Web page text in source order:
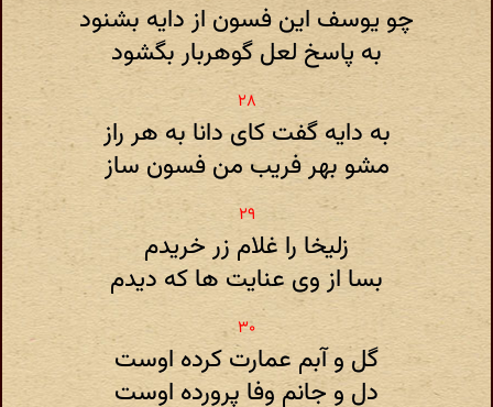
چو یوسف این فسون از دایه بشنود
به پاسخ لعل گوهربار بگشود
به دایه گفت کای دانا به هر راز
مشو بهر فریب من فسون ساز
زلیخا را غلام زر خریدم
بسا از وی عنایت ها که دیدم
گل و آبم عمارت کرده اوست
دل و جانم وفا پرورده اوست